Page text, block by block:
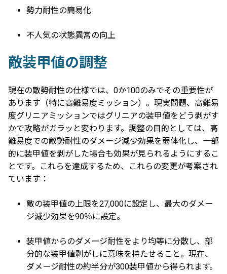
勢力耐性の簡易化
不人気の状態異常の向上
敵装甲値の調整
現在の敵勢耐性の仕様では、0か100のみでその重要性が
あります（特に高難易度ミッション）。現実問題、高難易
度グリニアミッションではグリニアの装甲値をどう剥がす
かで攻略がガラッと変わります。調整の目的としては、高
難易度での敵勢耐性のダメージ減少効果を弱体化し、一部
的に装甲値を剥がした場合も効果が見られるようにするこ
とです。これらを達成するため、これらの変更が考案され
ています：
敵の装甲値の上限を27,000に設定し、最大のダメー
ジ減少効果を90％に設定。
装甲値からのダメージ耐性をより均等に分散し、部
分的な装甲値剥がしに意味を持たせること。現在、
ダメージ耐性の約半分が300装甲値から得られます。